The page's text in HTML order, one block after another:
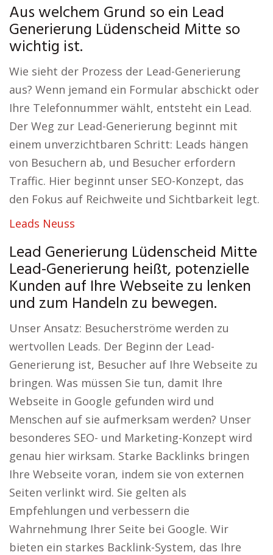
Aus welchem Grund so ein Lead
Generierung Lüdenscheid Mitte so
wichtig ist.
Wie sieht der Prozess der Lead-Generierung
aus? Wenn jemand ein Formular abschickt oder
Ihre Telefonnummer wählt, entsteht ein Lead.
Der Weg zur Lead-Generierung beginnt mit
einem unverzichtbaren Schritt: Leads hängen
von Besuchern ab, und Besucher erfordern
Traffic. Hier beginnt unser SEO-Konzept, das
den Fokus auf Reichweite und Sichtbarkeit legt.
Leads Neuss
Lead Generierung Lüdenscheid Mitte
Lead-Generierung heißt, potenzielle
Kunden auf Ihre Webseite zu lenken
und zum Handeln zu bewegen.
Unser Ansatz: Besucherströme werden zu
wertvollen Leads. Der Beginn der Lead-
Generierung ist, Besucher auf Ihre Webseite zu
bringen. Was müssen Sie tun, damit Ihre
Webseite in Google gefunden wird und
Menschen auf sie aufmerksam werden? Unser
besonderes SEO- und Marketing-Konzept wird
genau hier wirksam. Starke Backlinks bringen
Ihre Webseite voran, indem sie von externen
Seiten verlinkt wird. Sie gelten als
Empfehlungen und verbessern die
Wahrnehmung Ihrer Seite bei Google. Wir
bieten ein starkes Backlink-System, das Ihre